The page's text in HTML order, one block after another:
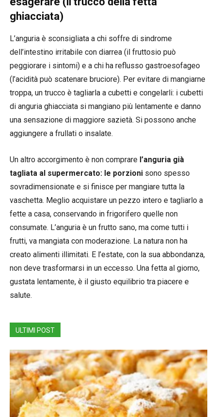
ghiacciata)
L’anguria è sconsigliata a chi soffre di sindrome
dell’intestino irritabile con diarrea (il fruttosio può
peggiorare i sintomi) e a chi ha reflusso gastroesofageo
(l’acidità può scatenare bruciore). Per evitare di mangiarne
troppa, un trucco è tagliarla a cubetti e congelarli: i cubetti
di anguria ghiacciata si mangiano più lentamente e danno
una sensazione di maggiore sazietà. Si possono anche
aggiungere a frullati o insalate.
Un altro accorgimento è non comprare l’anguria già
tagliata al supermercato: le porzioni sono spesso
sovradimensionate e si finisce per mangiare tutta la
vaschetta. Meglio acquistare un pezzo intero e tagliarlo a
fette a casa, conservando in frigorifero quelle non
consumate. L’anguria è un frutto sano, ma come tutti i
frutti, va mangiata con moderazione. La natura non ha
creato alimenti illimitati. E l’estate, con la sua abbondanza,
non deve trasformarsi in un eccesso. Una fetta al giorno,
gustata lentamente, è il giusto equilibrio tra piacere e
salute.
ULTIMI POST